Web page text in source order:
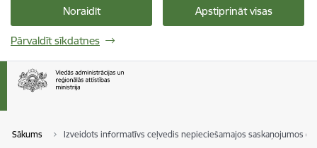
Noraidīt Apstiprināt visas
Pārvaldīt sīkdatnes
Sākums Izveidots informatīvs ceļvedis nepieciešamajos saskaņojumos